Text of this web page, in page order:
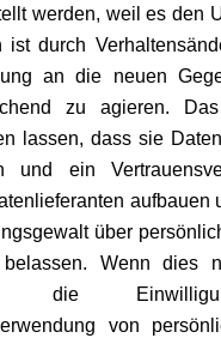
werden, weil es den
ist durch
an die neuen
zu agieren.
lassen, dass sie
und ein
aufbauen
über
Wenn dies
die
von